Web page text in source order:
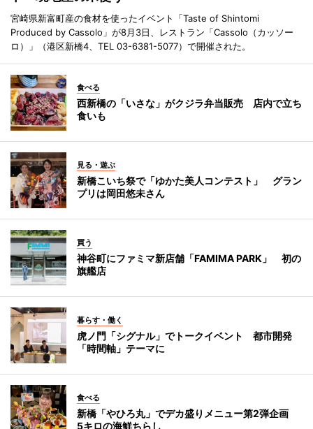
宮崎県新富町産の食材を使ったイベント「Taste of Shintomi
Produced by Cassolo」が8月3日、レストラン「Cassolo（カッソー
ロ）」（港区新橋4、TEL 03-6381-5077）で開催された。
食べる
西新橋の「いさな」がクジラ弁当販売 店内で立ち
食いも
見る・遊ぶ
新橋こいち祭で「ゆかた美人コンテスト」 グラン
プリは岡田悠未さん
買う
神谷町にファミマ新店舗「FAMIMA PARK」 初の
旗艦店
暮らす・働く
虎ノ門「シグナル」でトークイベント 都市開発
「時間軸」テーマに
食べる
新橋「やひろ丸」でデカ盛りメニュー第2弾企画
5キロの海鮮ちらし